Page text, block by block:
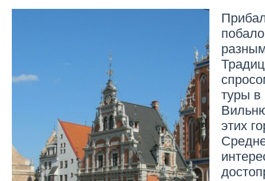
туры в
этих